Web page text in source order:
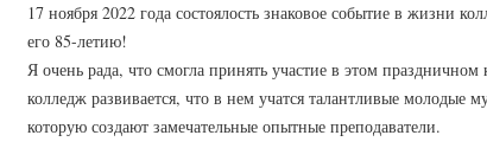
17 ноября 2022 года состоялость знаковое событие в
его 85-летию!
Я очень рада, что смогла принять участие в этом
колледж развивается, что в нем учатся талантливые молодые
которую создают замечательные опытные преподаватели.